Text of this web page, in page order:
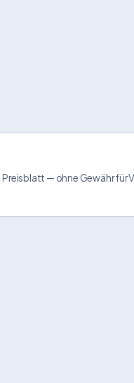
Preisblatt — ohne Gewähr für